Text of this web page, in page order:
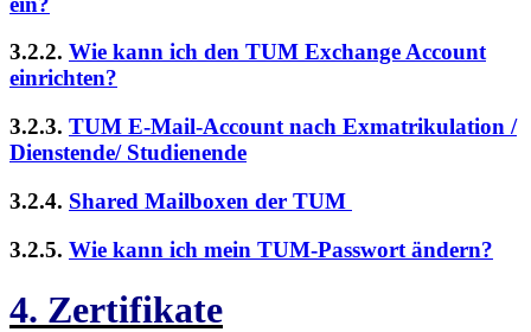
3.2.2. Wie kann ich den TUM Exchange Account
einrichten?
3.2.3. TUM E-Mail-Account nach Exmatrikulation /
Dienstende/ Studienende
3.2.4. Shared Mailboxen der TUM
3.2.5. Wie kann ich mein TUM-Passwort ändern?
4. Zertifikate